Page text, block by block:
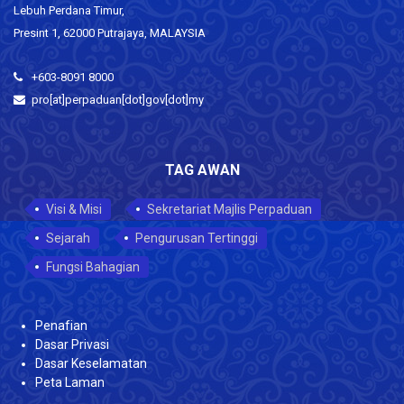
Lebuh Perdana Timur,
Presint 1, 62000 Putrajaya, MALAYSIA
+603-8091 8000
pro[at]perpaduan[dot]gov[dot]my
TAG AWAN
Visi & Misi
Sekretariat Majlis Perpaduan
Sejarah
Pengurusan Tertinggi
Fungsi Bahagian
Penafian
Dasar Privasi
Dasar Keselamatan
Peta Laman